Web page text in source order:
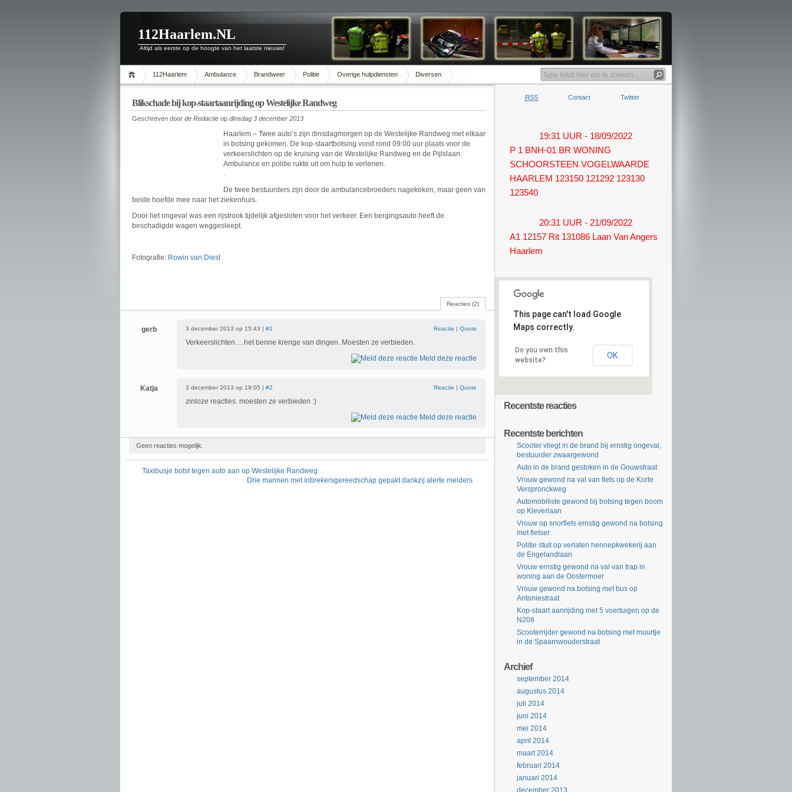
112Haarlem.NL
Altijd als eerste op de hoogte van het laatste nieuws!
112Haarlem Ambulance Brandweer Politie Overige hulpdiensten Diversen
Blikschade bij kop-staartaanrijding op Westelijke Randweg
Geschreven door de Redactie op dinsdag 3 december 2013
Haarlem – Twee auto’s zijn dinsdagmorgen op de Westelijke Randweg met elkaar
in botsing gekomen. De kop-staartbotsing vond rond 09:00 uur plaats voor de
verkeerslichten op de kruising van de Westelijke Randweg en de Pijlslaan.
Ambulance en politie rukte uit om hulp te verlenen.
.
De twee bestuurders zijn door de ambulancebroeders nagekeken, maar geen van
beide hoefde mee naar het ziekenhuis.
Door het ongeval was een rijstrook tijdelijk afgesloten voor het verkeer. Een bergingsauto heeft de
beschadigde wagen weggesleept.
Fotografie: Rowin van Diest
Reacties (2)
gerb 3 december 2013 op 15:43 | #1 Reactie | Quote
Verkeerslichten….het benne krenge van dingen. Moesten ze verbieden.
Meld deze reactie
Katja 3 december 2013 op 19:05 | #2 Reactie | Quote
zinloze reacties. moesten ze verbieden :)
Meld deze reactie
Geen reacties mogelijk.
Taxibusje botst tegen auto aan op Westelijke Randweg
Drie mannen met inbrekersgereedschap gepakt dankzij alerte melders
RSS Contact Twitter
19:31 UUR - 18/09/2022
P 1 BNH-01 BR WONING
SCHOORSTEEN VOGELWAARDE
HAARLEM 123150 121292 123130
123540
20:31 UUR - 21/09/2022
A1 12157 Rit 131086 Laan Van Angers
Haarlem
This page can't load Google
Maps correctly.
Do you own this
website?
OK
Recentste reacties
Recentste berichten
Scooter vliegt in de brand bij ernstig ongeval,
bestuurder zwaargewond
Auto in de brand gestoken in de Gouwstraat
Vrouw gewond na val van fiets op de Korte
Verspronckweg
Automobiliste gewond bij botsing tegen boom
op Kleverlaan
Vrouw op snorfiets ernstig gewond na botsing
met fietser
Politie stuit op verlaten hennepkwekerij aan
de Engelandlaan
Vrouw ernstig gewond na val van trap in
woning aan de Oostermoer
Vrouw gewond na botsing met bus op
Antoniestraat
Kop-staart aanrijding met 5 voertuigen op de
N208
Scooterrijder gewond na botsing met muurtje
in de Spaarnwouderstraat
Archief
september 2014
augustus 2014
juli 2014
juni 2014
mei 2014
april 2014
maart 2014
februari 2014
januari 2014
december 2013